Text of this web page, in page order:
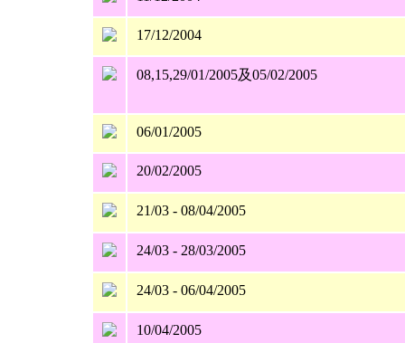
17/12/2004
08,15,29/01/2005及05/02/2005
06/01/2005
20/02/2005
21/03 - 08/04/2005
24/03 - 28/03/2005
24/03 - 06/04/2005
10/04/2005